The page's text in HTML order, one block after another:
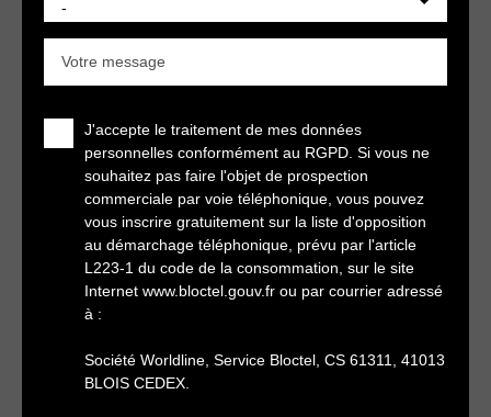
-
Votre message
J'accepte le traitement de mes données
personnelles conformément au RGPD. Si vous ne
souhaitez pas faire l'objet de prospection
commerciale par voie téléphonique, vous pouvez
vous inscrire gratuitement sur la liste d'opposition
au démarchage téléphonique, prévu par l'article
L223-1 du code de la consommation, sur le site
Internet www.bloctel.gouv.fr ou par courrier adressé
à :
Société Worldline, Service Bloctel, CS 61311, 41013
BLOIS CEDEX.